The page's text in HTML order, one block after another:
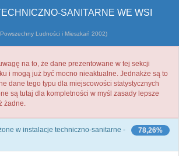
SANITARNE WE WSI
Ludności i Mieszkań 2002)
na to, że dane prezentowane w tej sekcji
i mogą już być mocno nieaktualne. Jednakże są to
dane tego typu dla miejscowości statystycznych
są tutaj dla kompletności w myśl zasady lepsze
żadne.
78,26%
w instalacje techniczno-sanitarne -